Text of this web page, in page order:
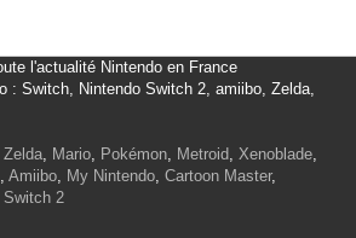
l'actualité Nintendo en France
: Switch, Nintendo Switch 2, amiibo, Zelda,
Zelda, Mario, Pokémon, Metroid, Xenoblade,
, Amiibo, My Nintendo, Cartoon Master,
Switch 2